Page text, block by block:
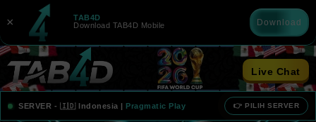
TAB4D
Download TAB4D Mobile
Download
×
Live Chat
SERVER - 🇮🇩 Indonesia | Pragmatic Play 👉 PILIH SERVER